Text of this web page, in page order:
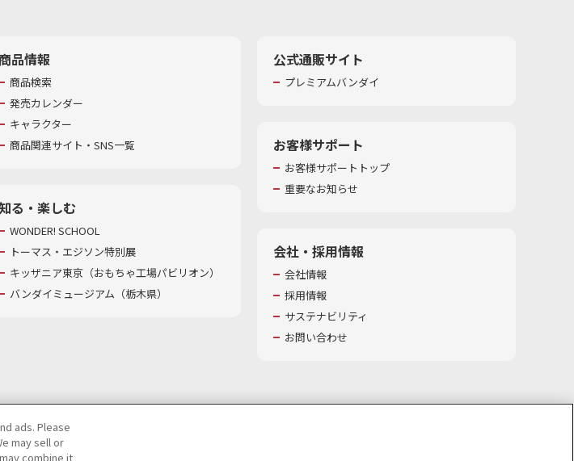
商品情報
商品検索
発売カレンダー
キャラクター
商品関連サイト・SNS一覧
知る・楽しむ
WONDER! SCHOOL
トーマス・エジソン特別展
キッザニア東京（おもちゃ工場パビリオン）​
バンダイミュージアム（栃木県）
公式通販サイト
プレミアムバンダイ
お客様サポート
お客様サポートトップ
重要なお知らせ
会社・採用情報
会社情報
採用情報
サステナビリティ
お問い合わせ
する保護方針
ads. Please
may sell or
combine it